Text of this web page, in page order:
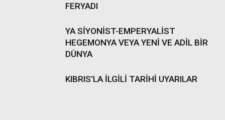
FERYADI
YA SİYONİST-EMPERYALİST
HEGEMONYA VEYA YENİ VE ADİL BİR
DÜNYA
KIBRIS’LA İLGİLİ TARİHİ UYARILAR